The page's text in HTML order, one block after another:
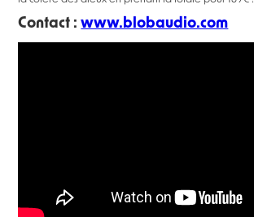
Contact : www.blobaudio.com